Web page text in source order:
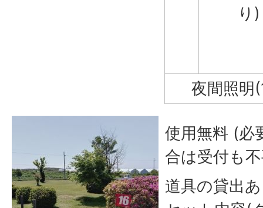
り)
夜間照明
使用無料 (必
合は受付も
道具の貸出